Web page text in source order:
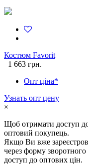
Костюм Favorit
1 663 грн.
Опт ціна*
Узнать опт цену
×
Щоб отримати доступ до
оптовий покупець.
Якщо Ви вже
через форму
доступ до оптових цін.